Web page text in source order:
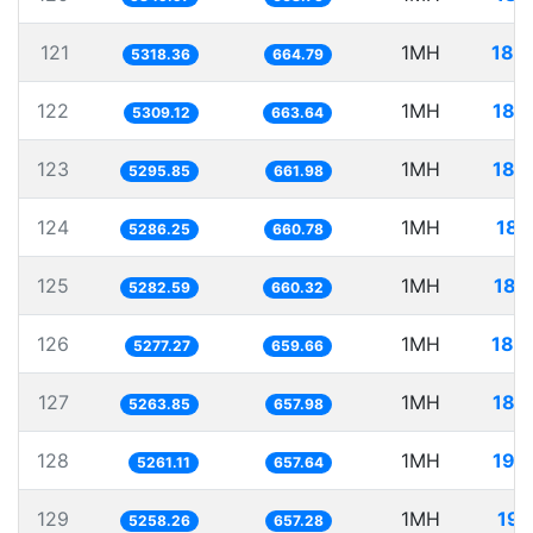
121 5318.36 664.79 1MH
122 5309.12 663.64 1MH
123 5295.85 661.98 1MH
124 5286.25 660.78 1MH
125 5282.59 660.32 1MH
126 5277.27 659.66 1MH
127 5263.85 657.98 1MH
128 5261.11 657.64 1MH
129 5258.26 657.28 1MH